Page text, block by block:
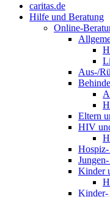
caritas.de
Hilfe und Beratung
Online-
Aus-/
Eltern
HIV
Kinder
Kinder-